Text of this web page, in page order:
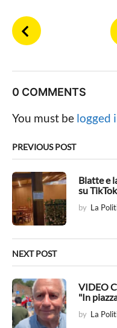
P
o
P
a
g
n
t
i
o
n
0 COMMENTS
You must be logged
PREVIOUS POST
Blatte e
su
by La
NEXT POST
VIDEO
"In
by La